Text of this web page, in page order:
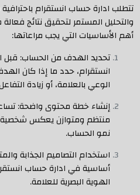
تتطلب ادارة حساب انستقرام باحترافية
والتحليل المستمر لتحقيق نتائج
أهم الأساسيات التي يجب مراعاتها:
تحديد الهدف من الحساب: قبل
انستقرام، حدد ما إذا كان
الوعي بالعلامة، أو زيادة
إنشاء خطة محتوى واضحة:
منتظم ومتوازن يعكس شخصية
نمو الحساب.
استخدام التصاميم الجذابة
أساسية في ادارة حساب
الهوية البصرية للعلامة.